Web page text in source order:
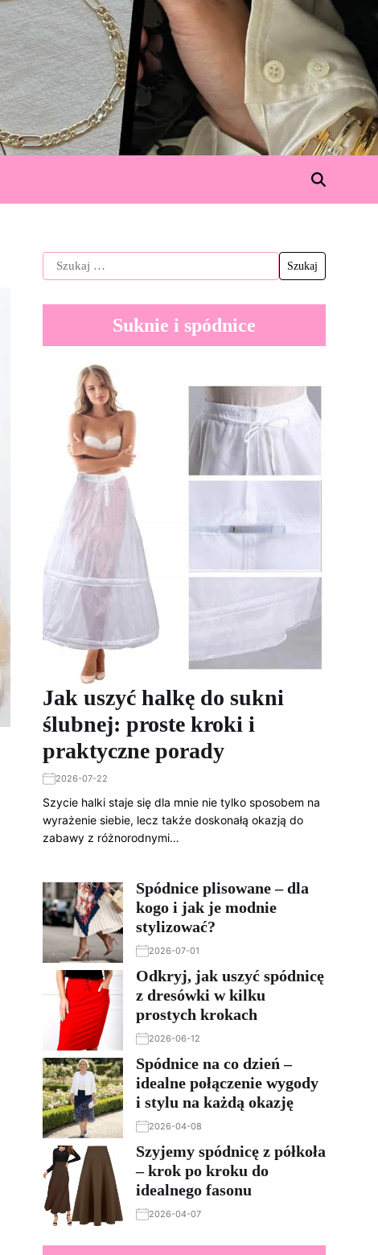
Suknie i spódnice
Jak uszyć halkę do sukni
ślubnej: proste kroki i
praktyczne porady
2026-07-22
Szycie halki staje się dla mnie nie tylko sposobem na
wyrażenie siebie, lecz także doskonałą okazją do
zabawy z różnorodnymi…
Spódnice plisowane – dla
kogo i jak je modnie
stylizować?
2026-07-01
Odkryj, jak uszyć spódnicę
z dresówki w kilku
prostych krokach
2026-06-12
Spódnice na co dzień –
idealne połączenie wygody
i stylu na każdą okazję
2026-04-08
Szyjemy spódnicę z półkoła
– krok po kroku do
idealnego fasonu
2026-04-07